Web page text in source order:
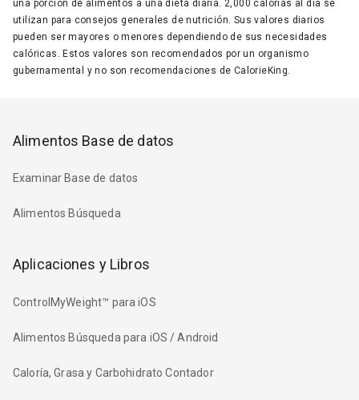
una porción de alimentos a una dieta diaria. 2,000 calorías al día se
utilizan para consejos generales de nutrición. Sus valores diarios
pueden ser mayores o menores dependiendo de sus necesidades
calóricas. Estos valores son recomendados por un organismo
gubernamental y no son recomendaciones de CalorieKing.
Alimentos Base de datos
Examinar Base de datos
Alimentos Búsqueda
Aplicaciones y Libros
ControlMyWeight™ para iOS
Alimentos Búsqueda para iOS / Android
Caloría, Grasa y Carbohidrato Contador